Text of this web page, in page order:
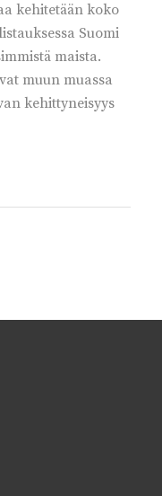
kehitetään koko
Suomi
maista.
muun muassa
kehittyneisyys